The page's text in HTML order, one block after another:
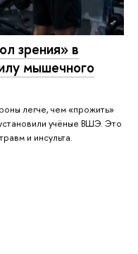
зрения» в
мышечного
легче, чем «прожить»
учёные ВШЭ. Это
и инсульта.